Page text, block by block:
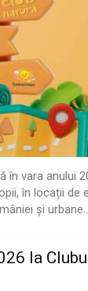
în vara anului
în locații de
și urbane...
la